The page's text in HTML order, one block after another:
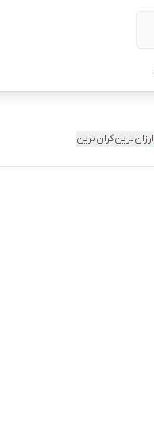
ارزان‌ترینگران‌ترین